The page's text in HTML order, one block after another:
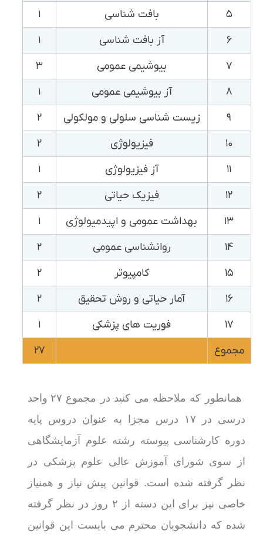
۵
بافت شناسی
۱
۶
آز بافت شناسی
۱
۷
بیوشیمی عمومی
۳
۸
آز بیوشیمی عمومی
۱
۹
زیست شناسی سلولی و مولکولی
۲
۱۰
فیزیولوژی
۲
۱۱
آز فیزیولوژی
۱
۱۲
فیزیک حیاتی
۲
۱۳
بهداشت عمومی و اپیدمیولوژی
۱
۱۴
روانشناسی عمومی
۲
۱۵
کامپیوتر
۲
۱۶
آمار حیاتی و روش تحقیق
۲
۱۷
فوریت های پزشکی
۱
مجموع
۲۷
همانطور که ملاحظه می کنید در مجموع ۲۷ واحد
درسی در ۱۷ درس مجزا به عنوان دروس پایه
دوره کارشناسی پیوسته رشته علوم آزمایشگاهی
از سوی شورای آموزش عالی علوم پزشکی در
نظر گرفته شده است. قوانین پیش نیاز و همنیاز
خاصی نیز برای این دسته از ۲ روز در نظر گرفته
شده که دانشجویان محترم می بایست این قوانین